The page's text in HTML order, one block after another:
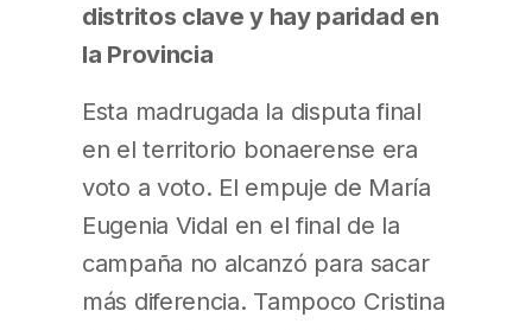
distritos clave y hay paridad en
la Provincia
Esta madrugada la disputa final
en el territorio bonaerense era
voto a voto. El empuje de María
Eugenia Vidal en el final de la
campaña no alcanzó para sacar
más diferencia. Tampoco Cristina